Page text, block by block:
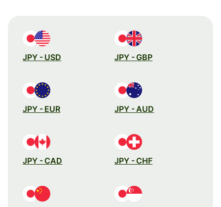
JPY - USD JPY - GBP
JPY - EUR JPY - AUD
JPY - CAD JPY - CHF